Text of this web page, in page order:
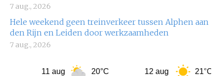
7 aug., 2026
Hele weekend geen treinverkeer tussen Alphen aan
den Rijn en Leiden door werkzaamheden
7 aug., 2026
11 aug 20°C 12 aug 21°C